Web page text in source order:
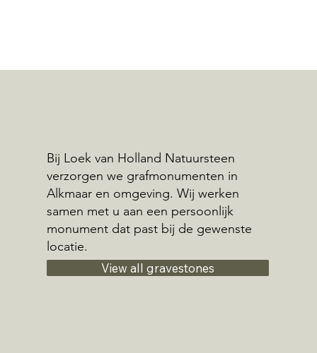
Bij Loek van Holland Natuursteen
verzorgen we grafmonumenten in
Alkmaar en omgeving. Wij werken
samen met u aan een persoonlijk
monument dat past bij de gewenste
locatie.
View all gravestones